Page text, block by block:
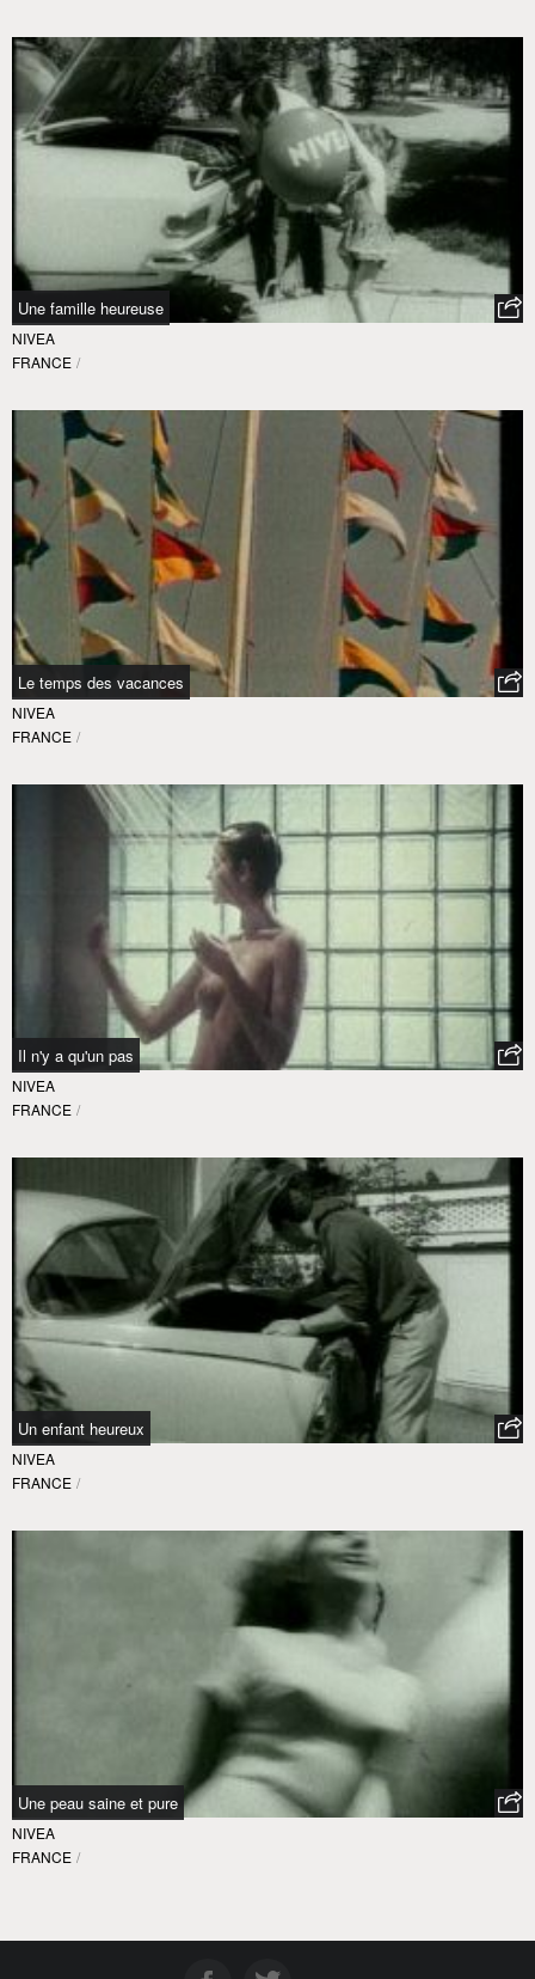
Une famille heureuse
NIVEA
FRANCE /
Le temps des vacances
NIVEA
FRANCE /
Il n'y a qu'un pas
NIVEA
FRANCE /
Un enfant heureux
NIVEA
FRANCE /
Une peau saine et pure
NIVEA
FRANCE /